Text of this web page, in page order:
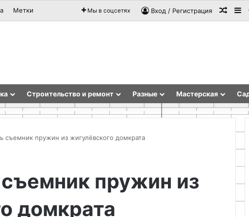
Метки Мы в соцсетях Вход / Регистрация
Строительство и ремонт Разные Мастерская
съемник пружин из жигулёвского домкрата
пружин из
домкрата
приготовить
в
условиях